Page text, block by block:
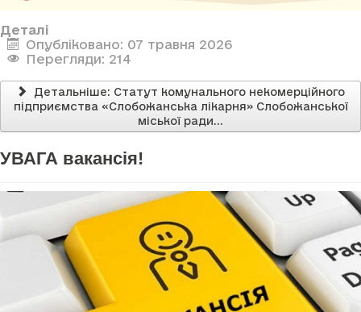
Деталі
Опубліковано: 07 травня 2026
Перегляди: 214
Детальніше: Статут комунального некомерційного
підприємства «Слобожанська лікарня» Слобожанської
міської ради...
УВАГА вакансія!